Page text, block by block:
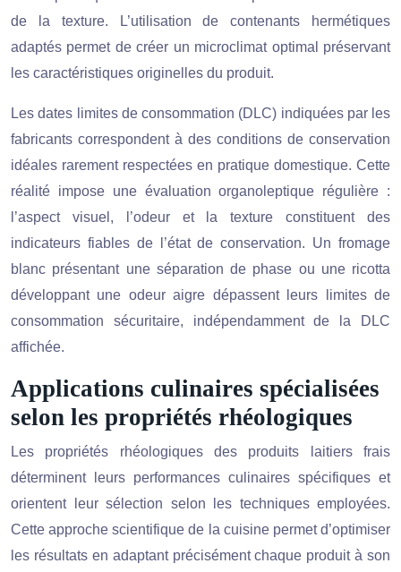
de la texture. L’utilisation de contenants hermétiques
adaptés permet de créer un microclimat optimal préservant
les caractéristiques originelles du produit.
Les dates limites de consommation (DLC) indiquées par les
fabricants correspondent à des conditions de conservation
idéales rarement respectées en pratique domestique. Cette
réalité impose une évaluation organoleptique régulière :
l’aspect visuel, l’odeur et la texture constituent des
indicateurs fiables de l’état de conservation. Un fromage
blanc présentant une séparation de phase ou une ricotta
développant une odeur aigre dépassent leurs limites de
consommation sécuritaire, indépendamment de la DLC
affichée.
Applications culinaires spécialisées
selon les propriétés rhéologiques
Les propriétés rhéologiques des produits laitiers frais
déterminent leurs performances culinaires spécifiques et
orientent leur sélection selon les techniques employées.
Cette approche scientifique de la cuisine permet d’optimiser
les résultats en adaptant précisément chaque produit à son